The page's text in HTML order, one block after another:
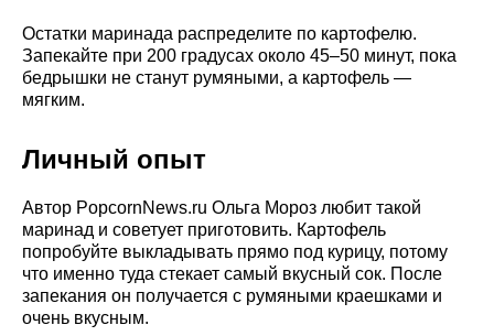
Остатки маринада распределите по картофелю.
Запекайте при 200 градусах около 45–50 минут, пока
бедрышки не станут румяными, а картофель —
мягким.
Личный опыт
Автор PopcornNews.ru Ольга Мороз любит такой
маринад и советует приготовить. Картофель
попробуйте выкладывать прямо под курицу, потому
что именно туда стекает самый вкусный сок. После
запекания он получается с румяными краешками и
очень вкусным.